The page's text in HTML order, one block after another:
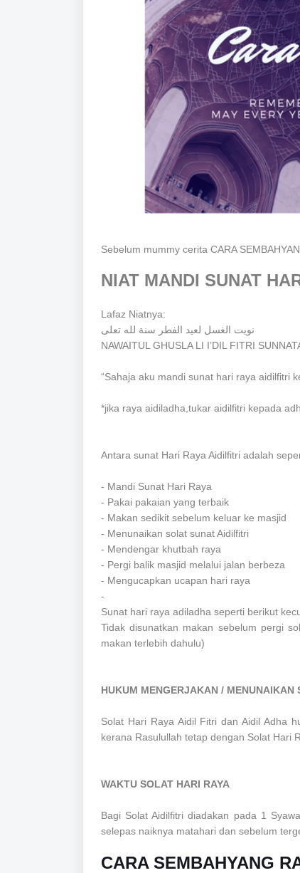
Sebelum mummy cerita CARA
NIAT MANDI SUNAT
Lafaz Niatnya:
نويت الغسل لعيد الفطر سنة لله تعلى
NAWAITUL GHUSLA LI I’DIL FITRI
“Sahaja aku mandi sunat hari raya aidilfitri
*jika raya aidiladha,tukar aidilfitri kepada
Antara sunat Hari Raya Aidilfitri adalah
- Mandi Sunat Hari Raya
- Pakai pakaian yang terbaik
- Makan sedikit sebelum keluar ke masjid
- Menunaikan solat sunat Aidilfitri
- Mendengar khutbah raya
- Pergi balik masjid melalui jalan berbeza
- Mengucapkan ucapan hari raya
-
Sunat hari raya adiladha seperti berikut
Tidak disunatkan makan sebelum pergi
makan terlebih dahulu)
HUKUM MENGERJAKAN / MENUNAIKAN
Solat Hari Raya Aidil Fitri dan Aidil Adha
kerana Rasulullah tetap dengan Solat Hari
WAKTU SOLAT HARI RAYA
Bagi Solat Aidilfitri diadakan pada 1
selepas naiknya matahari dan sebelum
CARA SEMBAHYANG